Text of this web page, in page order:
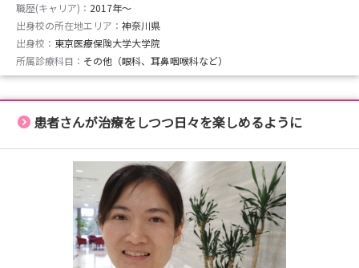
職歴(キャリア)： 2017年〜
出身校の所在地エリア： 神奈川県
出身校： 東京医療保険大学大学院
所属診療科目： その他（眼科、耳鼻咽喉科など）
患者さんが治療をしつつ日々を楽しめるように